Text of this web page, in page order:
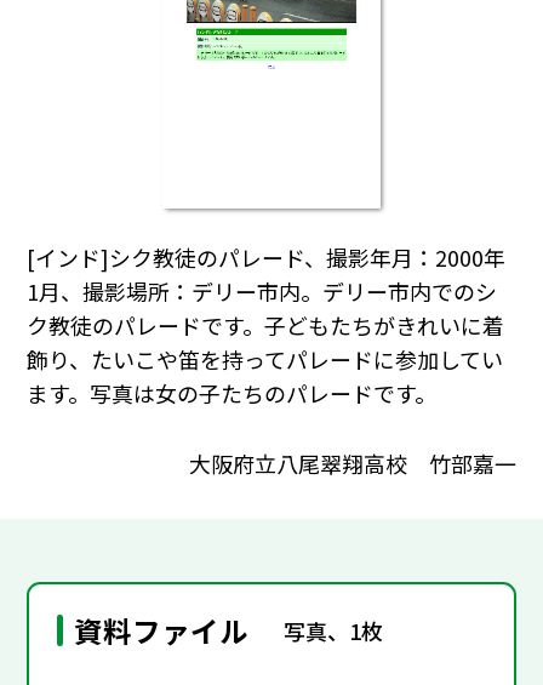
[インド]シク教徒のパレード、撮影年月：2000年
1月、撮影場所：デリー市内。デリー市内でのシ
ク教徒のパレードです。子どもたちがきれいに着
飾り、たいこや笛を持ってパレードに参加してい
ます。写真は女の子たちのパレードです。
大阪府立八尾翠翔高校 竹部嘉一
資料ファイル 写真、1枚